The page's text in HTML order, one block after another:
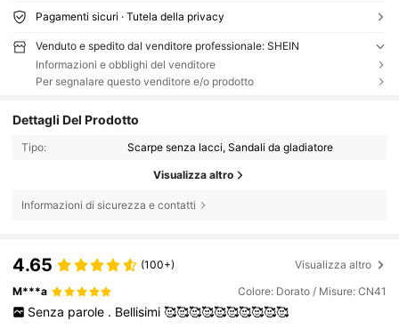
Pagamenti sicuri · Tutela della privacy
Venduto e spedito dal venditore professionale: SHEIN
Informazioni e obblighi del venditore
Per segnalare questo venditore e/o prodotto
Dettagli Del Prodotto
Tipo: Scarpe senza lacci, Sandali da gladiatore
Visualizza altro
Informazioni di sicurezza e contatti
4.65 (100+) Visualizza altro
M***a Colore: Dorato / Misure: CN41
Senza parole . Bellisimi 🥰🥰🥰🥰🥰🥰🥰🥰🥰🥰